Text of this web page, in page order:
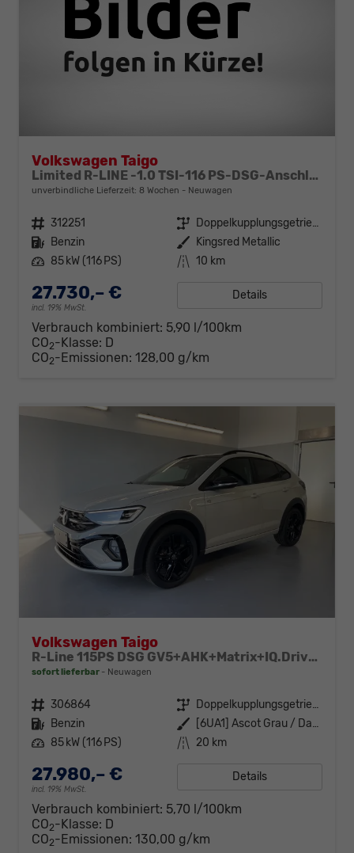
Volkswagen Taigo
Limited R-LINE -1.0 TSI-116 PS-DSG-Anschlussgarantie-AppleCarPlay-AndroidAuto-Kessy GO-ACC-PDC2x-Kamera-Klimaautomatik-LED MATRIX-18"Alu
unverbindliche Lieferzeit: 8 Wochen Neuwagen
Fahrzeugnr. 312251 Getriebe
Doppelkupplungsgetriebe (DSG)
Kraftstoff Benzin Außenfarbe Kingsred Metallic
Leistung 85 kW (116 PS) Kilometerstand 10 km
27.730,– €
incl. 19% MwSt.
Details
Verbrauch kombiniert: 5,90 l/100km
CO2-Klasse: D
CO2-Emissionen: 128,00 g/km
Volkswagen Taigo
R-Line 115PS DSG GV5+AHK+Matrix+IQ.Drive+Black+Keyless+Alu18+Cam+Sitzheiz
sofort lieferbar Neuwagen
Fahrzeugnr. 306864 Getriebe
Doppelkupplungsgetriebe (DSG)
Kraftstoff Benzin Außenfarbe
[6UA1] Ascot Grau / Dach Schwarz
Leistung 85 kW (116 PS) Kilometerstand 20 km
27.980,– €
incl. 19% MwSt.
Details
Verbrauch kombiniert: 5,70 l/100km
CO2-Klasse: D
CO2-Emissionen: 130,00 g/km